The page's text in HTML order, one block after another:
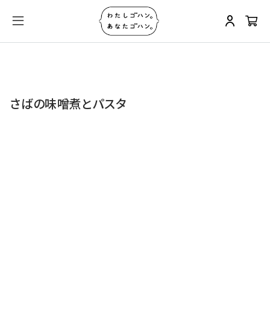
さばの味噌煮とパスタ